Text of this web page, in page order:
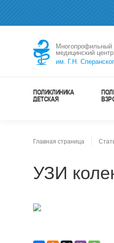
Многопрофильный
медицинский центр
им. Г.Н.
ПОЛИКЛИНИКА
ДЕТСКАЯ
Главная страница
УЗИ